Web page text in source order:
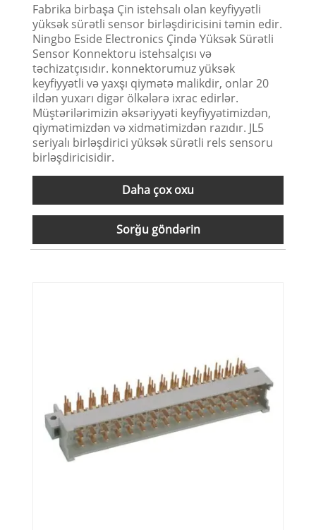
Fabrika birbaşa Çin istehsalı olan keyfiyyətli
yüksək sürətli sensor birləşdiricisini təmin edir.
Ningbo Eside Electronics Çində Yüksək Sürətli
Sensor Konnektoru istehsalçısı və
təchizatçısıdır. konnektorumuz yüksək
keyfiyyətli və yaxşı qiymətə malikdir, onlar 20
ildən yuxarı digər ölkələrə ixrac edirlər.
Müştərilərimizin əksəriyyəti keyfiyyətimizdən,
qiymətimizdən və xidmətimizdən razıdır. JL5
seriyalı birləşdirici yüksək sürətli rels sensoru
birləşdiricisidir.
Daha çox oxu
Sorğu göndərin